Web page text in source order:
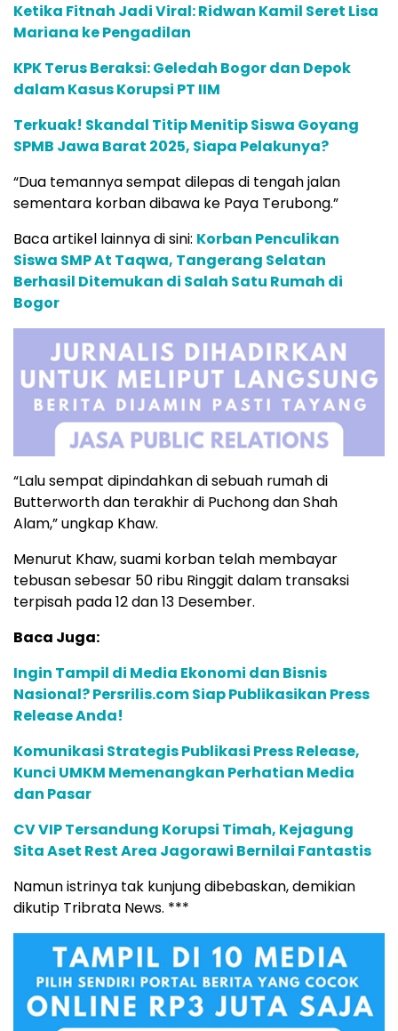
Ketika Fitnah Jadi Viral: Ridwan Kamil Seret Lisa
Mariana ke Pengadilan
KPK Terus Beraksi: Geledah Bogor dan Depok
dalam Kasus Korupsi PT IIM
Terkuak! Skandal Titip Menitip Siswa Goyang
SPMB Jawa Barat 2025, Siapa Pelakunya?
“Dua temannya sempat dilepas di tengah jalan
sementara korban dibawa ke Paya Terubong.”
Baca artikel lainnya di sini: Korban Penculikan
Siswa SMP At Taqwa, Tangerang Selatan
Berhasil Ditemukan di Salah Satu Rumah di
Bogor
“Lalu sempat dipindahkan di sebuah rumah di
Butterworth dan terakhir di Puchong dan Shah
Alam,” ungkap Khaw.
Menurut Khaw, suami korban telah membayar
tebusan sebesar 50 ribu Ringgit dalam transaksi
terpisah pada 12 dan 13 Desember.
Baca Juga:
Ingin Tampil di Media Ekonomi dan Bisnis
Nasional? Persrilis.com Siap Publikasikan Press
Release Anda!
Komunikasi Strategis Publikasi Press Release,
Kunci UMKM Memenangkan Perhatian Media
dan Pasar
CV VIP Tersandung Korupsi Timah, Kejagung
Sita Aset Rest Area Jagorawi Bernilai Fantastis
Namun istrinya tak kunjung dibebaskan, demikian
dikutip Tribrata News. ***